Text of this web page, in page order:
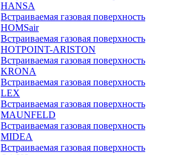
HANSA
Встраиваемая газовая поверхность
HOMSair
Встраиваемая газовая поверхность
HOTPOINT-ARISTON
Встраиваемая газовая поверхность
KRONA
Встраиваемая газовая поверхность
LEX
Встраиваемая газовая поверхность
MAUNFELD
Встраиваемая газовая поверхность
MIDEA
Встраиваемая газовая поверхность